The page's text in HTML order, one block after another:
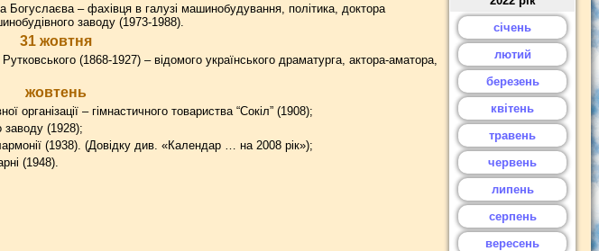
– фахівця в галузі машинобудування, політика, доктора
заводу (1973-1988).
31 жовтня
(1868-1927) – відомого українського драматурга, актора-аматора,
жовтень
організації – гімнастичного товариства “Сокіл” (1908);
заводу (1928);
(1938). (Довідку див. «Календар … на 2008 рік»);
(1948).
січень
лютий
березень
квітень
травень
червень
липень
серпень
вересень